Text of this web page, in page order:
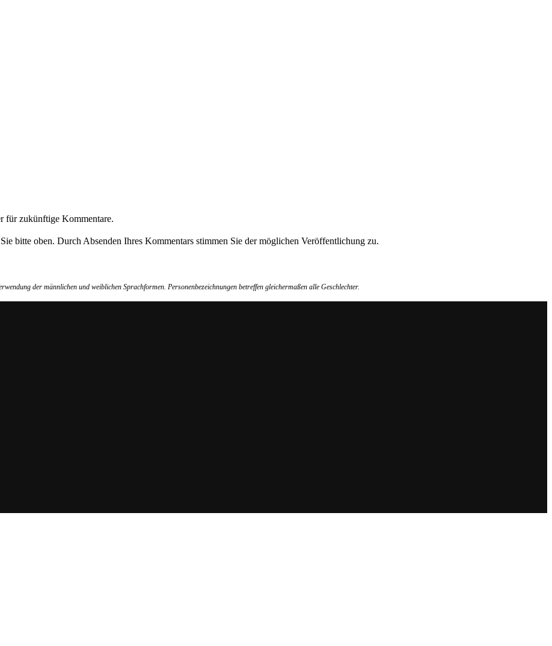
für zukünftige Kommentare.
bitte oben. Durch Absenden Ihres Kommentars stimmen Sie der möglichen Veröffentlichung zu.
der männlichen und weiblichen Sprachformen. Personenbezeichnungen betreffen gleichermaßen alle Geschlechter.